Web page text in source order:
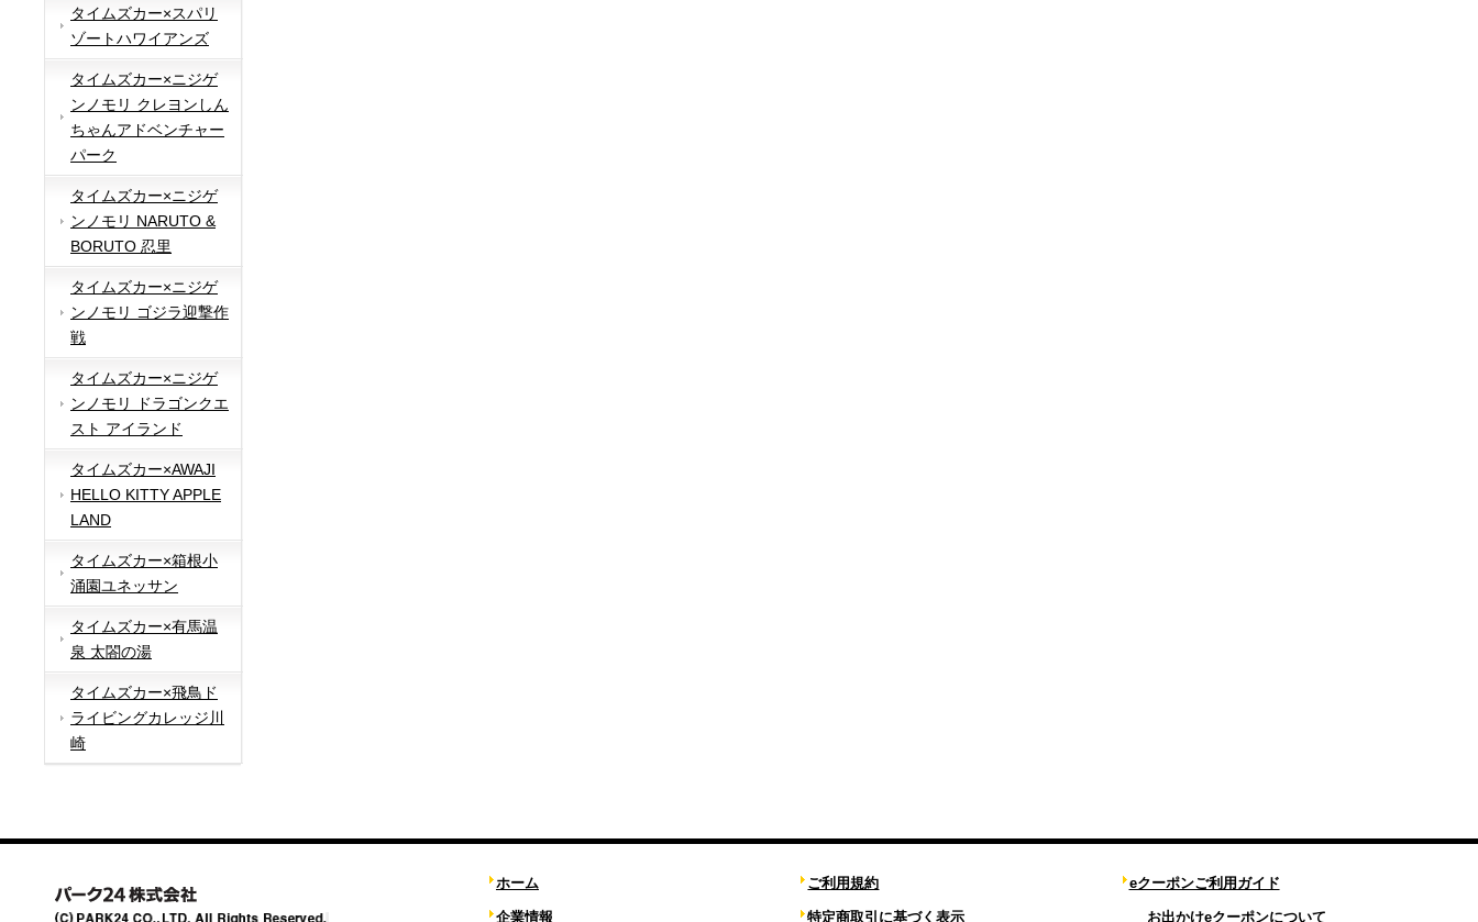
タイムズカー×スパリ
ゾートハワイアンズ
タイムズカー×ニジゲ
ンノモリ クレヨンしん
ちゃんアドベンチャー
パーク
タイムズカー×ニジゲ
ンノモリ NARUTO &
BORUTO 忍里
タイムズカー×ニジゲ
ンノモリ ゴジラ迎撃作
戦
タイムズカー×ニジゲ
ンノモリ ドラゴンクエ
スト アイランド
タイムズカー×AWAJI
HELLO KITTY APPLE
LAND
タイムズカー×箱根小
涌園ユネッサン
タイムズカー×有馬温
泉 太閤の湯
タイムズカー×飛鳥ド
ライビングカレッジ川
崎
ホーム
企業情報
ご利用規約
特定商取引に基づく表示
eクーポンご利用ガイド
お出かけeクーポンについて